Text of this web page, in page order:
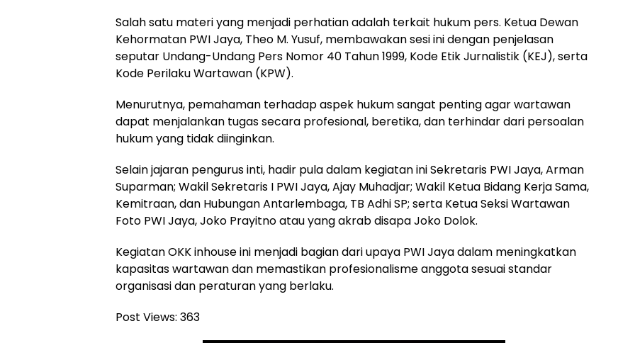
Salah satu materi yang menjadi perhatian adalah terkait hukum pers. Ketua Dewan
Kehormatan PWI Jaya, Theo M. Yusuf, membawakan sesi ini dengan penjelasan
seputar Undang-Undang Pers Nomor 40 Tahun 1999, Kode Etik Jurnalistik (KEJ), serta
Kode Perilaku Wartawan (KPW).
Menurutnya, pemahaman terhadap aspek hukum sangat penting agar wartawan
dapat menjalankan tugas secara profesional, beretika, dan terhindar dari persoalan
hukum yang tidak diinginkan.
Selain jajaran pengurus inti, hadir pula dalam kegiatan ini Sekretaris PWI Jaya, Arman
Suparman; Wakil Sekretaris I PWI Jaya, Ajay Muhadjar; Wakil Ketua Bidang Kerja Sama,
Kemitraan, dan Hubungan Antarlembaga, TB Adhi SP; serta Ketua Seksi Wartawan
Foto PWI Jaya, Joko Prayitno atau yang akrab disapa Joko Dolok.
Kegiatan OKK inhouse ini menjadi bagian dari upaya PWI Jaya dalam meningkatkan
kapasitas wartawan dan memastikan profesionalisme anggota sesuai standar
organisasi dan peraturan yang berlaku.
Post Views: 363